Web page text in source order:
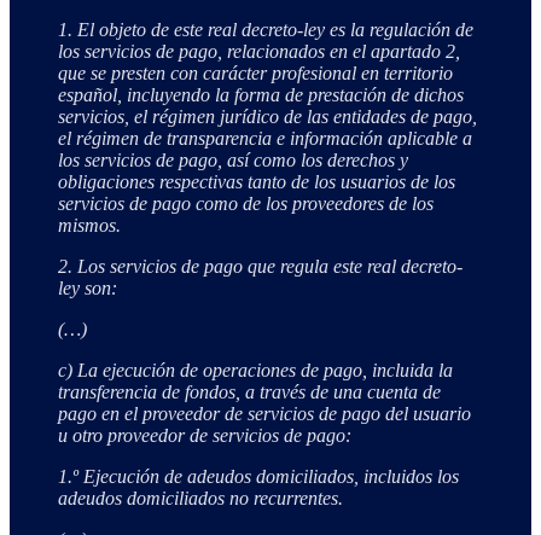
1. El objeto de este real decreto-ley es la regulación de
los servicios de pago, relacionados en el apartado 2,
que se presten con carácter profesional en territorio
español, incluyendo la forma de prestación de dichos
servicios, el régimen jurídico de las entidades de pago,
el régimen de transparencia e información aplicable a
los servicios de pago, así como los derechos y
obligaciones respectivas tanto de los usuarios de los
servicios de pago como de los proveedores de los
mismos.
2. Los servicios de pago que regula este real decreto-
ley son:
(…)
c) La ejecución de operaciones de pago, incluida la
transferencia de fondos, a través de una cuenta de
pago en el proveedor de servicios de pago del usuario
u otro proveedor de servicios de pago:
1.º Ejecución de adeudos domiciliados, incluidos los
adeudos domiciliados no recurrentes.